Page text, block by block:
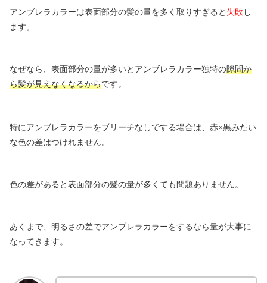
アンブレラカラーは表面部分の髪の量を多く取りすぎると 失敗 し
ます。
なぜなら、表面部分の量が多いとアンブレラカラー独特の隙間か
ら髪が見えなくなるからです。
特にアンブレラカラーをブリーチなしでする場合は、赤×黒みたい
な色の差はつけれません。
色の差があると表面部分の髪の量が多くても問題ありません。
あくまで、明るさの差でアンブレラカラーをするなら量が大事に
なってきます。